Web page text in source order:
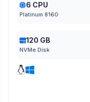
6 CPU
Platinum 8160
120 GB
NVMe Disk